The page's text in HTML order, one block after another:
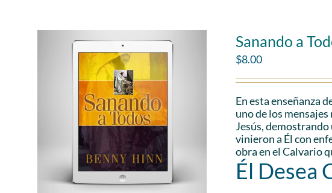
Sanando a
$8.00
En esta enseñanza
uno de los
Jesús,
vinieron a Él con
obra en el Calvario
Él Desea